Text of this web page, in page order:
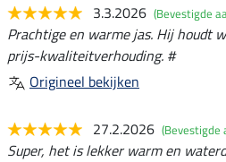
3.3.2026 (Bevestigde
Prachtige en warme jas. Hij houdt
prijs-kwaliteitverhouding. #
Origineel bekijken
27.2.2026 (Bevestigde
Super, het is lekker warm en